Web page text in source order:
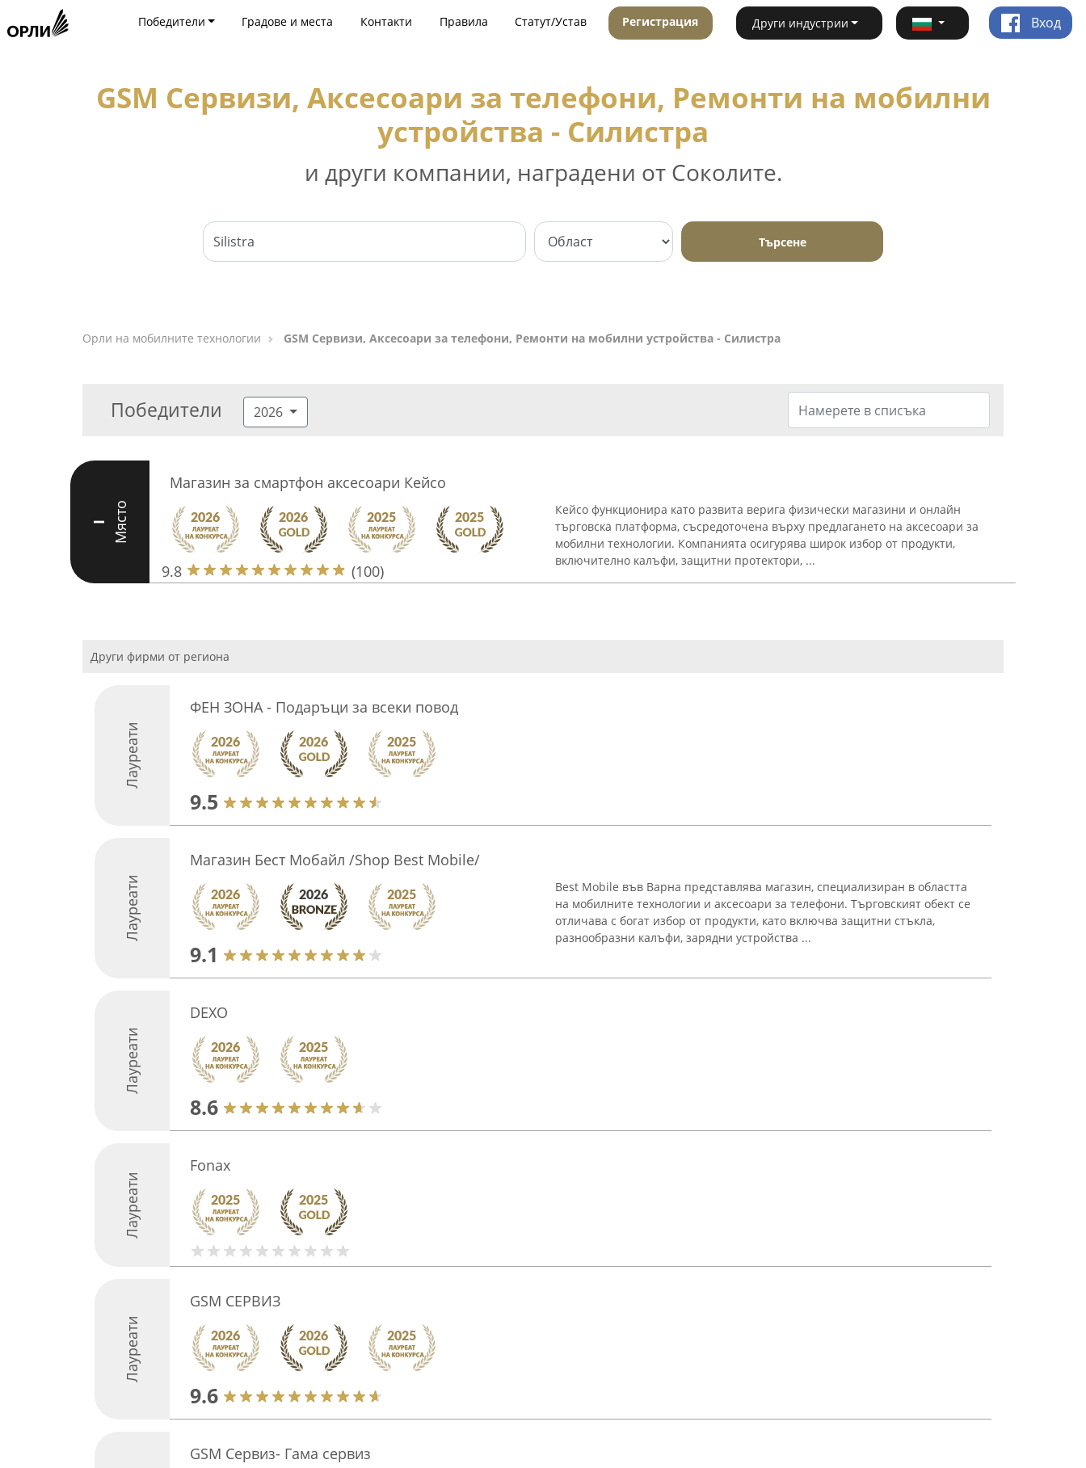
Победители Градове и места Контакти Правила Статут/Устав Регистрация Други индустрии Вход
GSM Сервизи, Аксесоари за телефони, Ремонти на мобилни
устройства - Силистра
и други компании, наградени от Соколите.
Търсене
Орли на мобилните технологии GSM Сервизи, Аксесоари за телефони, Ремонти на мобилни устройства - Силистра
Победители 2026
I Място
Магазин за смартфон аксесоари Кейсо
9.8 (100)
Кейсо функционира като развита верига физически магазини и онлайн
търговска платформа, съсредоточена върху предлагането на аксесоари за
мобилни технологии. Компанията осигурява широк избор от продукти,
включително калъфи, защитни протектори, ...
Други фирми от региона
Лауреати
ФЕН ЗОНА - Подаръци за всеки повод
9.5
Лауреати
Магазин Бест Мобайл /Shop Best Mobile/
9.1
Best Mobile във Варна представлява магазин, специализиран в областта
на мобилните технологии и аксесоари за телефони. Търговският обект се
отличава с богат избор от продукти, като включва защитни стъкла,
разнообразни калъфи, зарядни устройства ...
Лауреати
DEXO
8.6
Лауреати
Fonax
Лауреати
GSM СЕРВИЗ
9.6
GSM Сервиз- Гама сервиз